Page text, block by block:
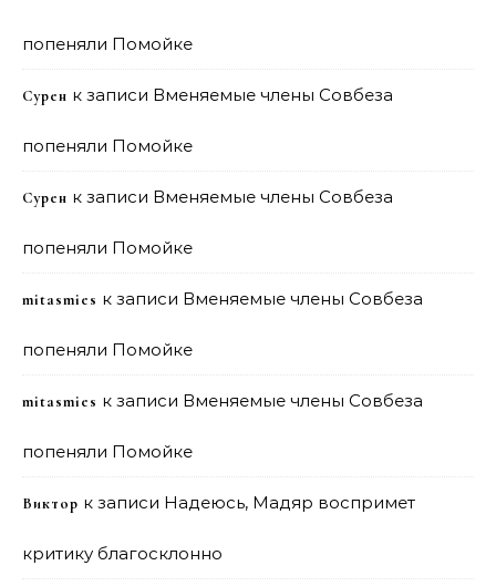
попеняли Помойке
Сурен к записи Вменяемые члены Совбеза
попеняли Помойке
Сурен к записи Вменяемые члены Совбеза
попеняли Помойке
mitasmies к записи Вменяемые члены Совбеза
попеняли Помойке
mitasmies к записи Вменяемые члены Совбеза
попеняли Помойке
Виктор к записи Надеюсь, Мадяр воспримет
критику благосклонно